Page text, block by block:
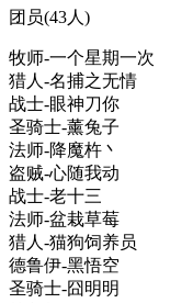
团员(43人)
牧师-一个星期一次
猎人-名捕之无情
战士-眼神刀你
圣骑士-薰兔子
法师-降魔杵丶
盗贼-心随我动
战士-老十三
法师-盆栽草莓
猎人-猫狗饲养员
德鲁伊-黑悟空
圣骑士-囧明明